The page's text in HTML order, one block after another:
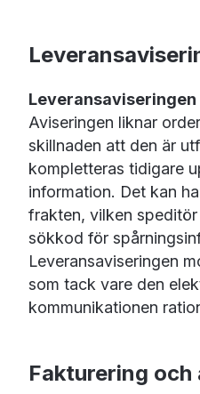
Leveransaviseringen
Aviseringen liknar
skillnaden att den är
kompletteras tidigare
information. Det kan
frakten, vilken
sökkod för
Leveransaviseringen
som tack vare den
kommunikationen
Fakturering